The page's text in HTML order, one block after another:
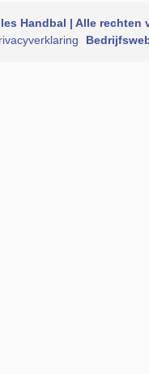
Handbal | Alle rechten